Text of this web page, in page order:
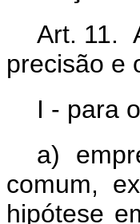
Art. 11.
precisão e
I - para
a)
comum,
hipótese